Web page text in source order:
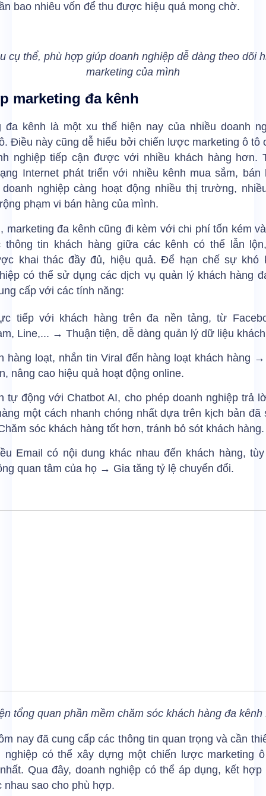
bao nhiêu vốn để thu được hiệu quả mong chờ.
cụ thể, phù hợp giúp doanh nghiệp dễ dàng theo dõi
marketing của mình
marketing đa kênh
đa kênh là một xu thế hiện nay của nhiều doanh
Điều này cũng dễ hiểu bởi chiến lược marketing ô tô
nghiệp tiếp cận được với nhiều khách hàng hơn.
Internet phát triển với nhiều kênh mua sắm, bán
doanh nghiệp càng hoạt động nhiều thị trường,
phạm vi bán hàng của mình.
marketing đa kênh cũng đi kèm với chi phí tốn kém
thông tin khách hàng giữa các kênh có thể lẫn
khai thác đầy đủ, hiệu quả. Để hạn chế sự khó
có thể sử dụng các dịch vụ quản lý khách hàng
cấp với các tính năng:
tiếp với khách hàng trên đa nền tảng, từ
Line,... → Thuận tiện, dễ dàng quản lý dữ liệu
hàng loạt, nhắn tin Viral đến hàng loạt khách hàng
nâng cao hiệu quả hoạt động online.
tự động với Chatbot AI, cho phép doanh nghiệp trả
một cách nhanh chóng nhất dựa trên kịch bản đã
sóc khách hàng tốt hơn, tránh bỏ sót khách hàng.
Email có nội dung khác nhau đến khách hàng,
quan tâm của họ → Gia tăng tỷ lệ chuyển đổi.
tổng quan phần mềm chăm sóc khách hàng đa kênh
nay đã cung cấp các thông tin quan trọng và cần
nghiệp có thể xây dựng một chiến lược marketing
Qua đây, doanh nghiệp có thể áp dụng, kết hợp
nhau sao cho phù hợp.